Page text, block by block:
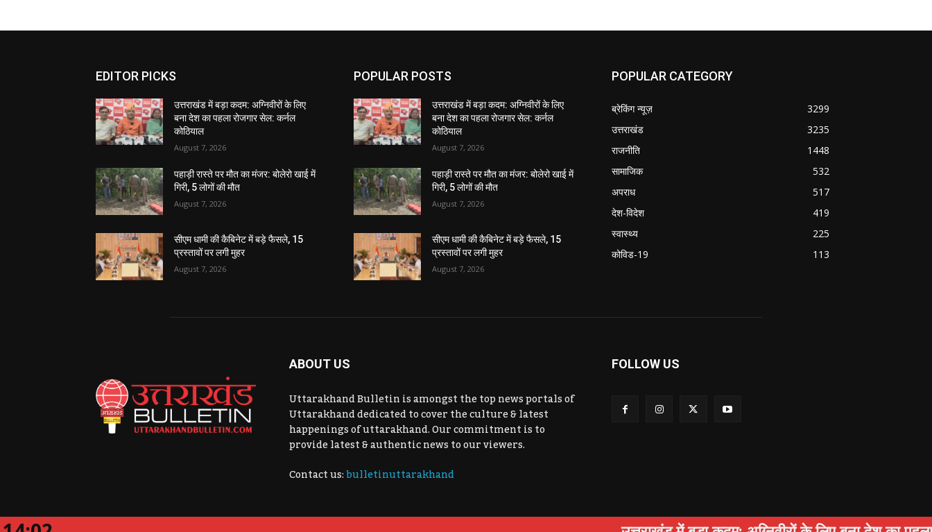
EDITOR PICKS
उत्तराखंड में बड़ा कदम: अग्निवीरों के लिए
बना देश का पहला रोजगार सेल: कर्नल
कोठियाल
August 7, 2026
पहाड़ी रास्ते पर मौत का मंजर: बोलेरो खाई में
गिरी, 5 लोगों की मौत
August 7, 2026
सीएम धामी की कैबिनेट में बड़े फैसले, 15
प्रस्तावों पर लगी मुहर
August 7, 2026
POPULAR POSTS
उत्तराखंड में बड़ा कदम: अग्निवीरों के लिए
बना देश का पहला रोजगार सेल: कर्नल
कोठियाल
August 7, 2026
पहाड़ी रास्ते पर मौत का मंजर: बोलेरो खाई में
गिरी, 5 लोगों की मौत
August 7, 2026
सीएम धामी की कैबिनेट में बड़े फैसले, 15
प्रस्तावों पर लगी मुहर
August 7, 2026
POPULAR CATEGORY
ब्रेकिंग न्यूज़
3299
उत्तराखंड
3235
राजनीति
1448
सामाजिक
532
अपराध
517
देश-विदेश
419
स्वास्थ्य
225
कोविड-19
113
ABOUT US
Uttarakhand Bulletin is amongst the top news portals of
Uttarakhand dedicated to cover the culture & latest
happenings of uttarakhand. Our commitment is to
provide latest & authentic news to our viewers.
Contact us:bulletinuttarakhand
FOLLOW US